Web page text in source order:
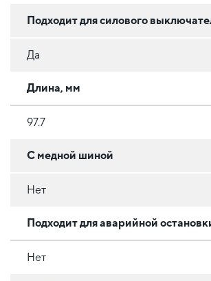
Подходит для силового
Да
Длина, мм
97.7
С медной шиной
Нет
Подходит для аварийной
Нет